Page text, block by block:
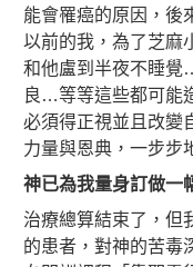
能會罹癌的原因，後
以前的我，為了芝麻
和他盧到半夜不睡覺
良…等等這些都可能
必須得正視並且改變
力量與恩典，一步步
神已為我量身訂做一
治療總算結束了，但
的患者，對神的苦毒